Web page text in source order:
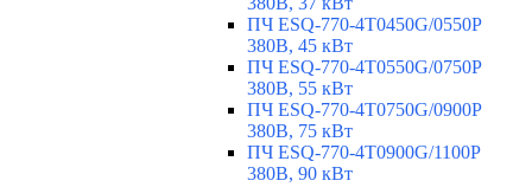
ПЧ ESQ-770-4T0450G/0550P
380В, 45 кВт
ПЧ ESQ-770-4T0550G/0750P
380В, 55 кВт
ПЧ ESQ-770-4T0750G/0900P
380В, 75 кВт
ПЧ ESQ-770-4T0900G/1100P
380В, 90 кВт